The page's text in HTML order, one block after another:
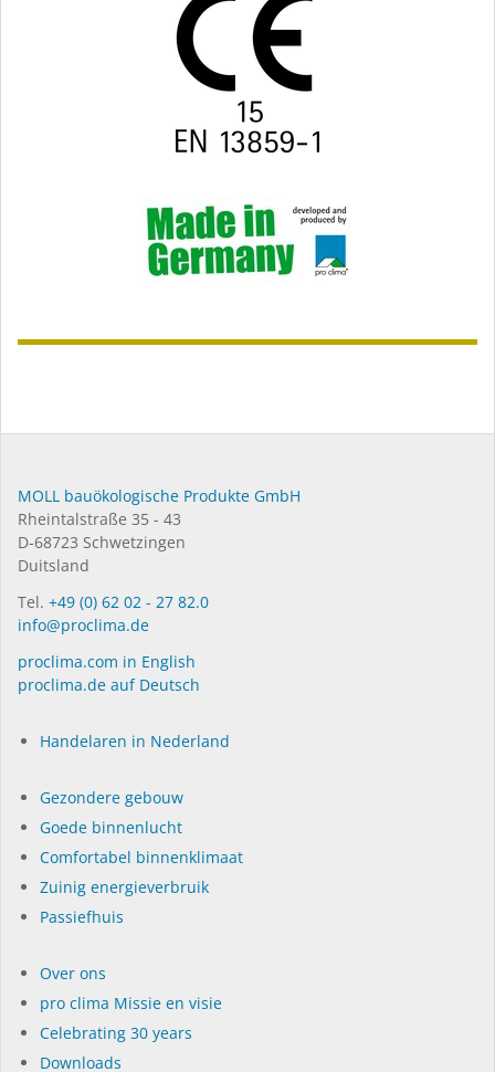
MOLL bauökologische Produkte GmbH
Rheintalstraße 35 - 43
D-68723 Schwetzingen
Duitsland
Tel. +49 (0) 62 02 - 27 82.0
info@proclima.de
proclima.com in English
proclima.de auf Deutsch
Handelaren in Nederland
Gezondere gebouw
Goede binnenlucht
Comfortabel binnenklimaat
Zuinig energieverbruik
Passiefhuis
Over ons
pro clima Missie en visie
Celebrating 30 years
Dow­n­loads